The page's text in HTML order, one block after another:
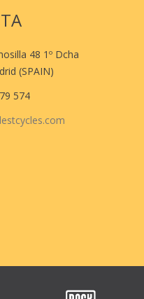
48 1º Dcha
(SPAIN)
574